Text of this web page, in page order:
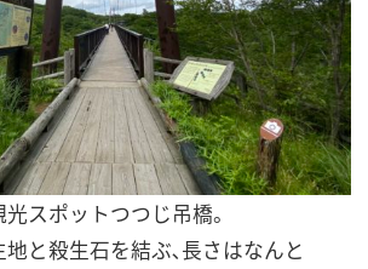
スポットつつじ吊橋。
と殺生石を結ぶ､長さはなんと